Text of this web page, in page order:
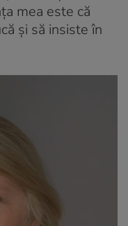
mea este că
și să insiste în